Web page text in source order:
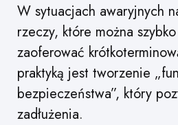
W sytuacjach awaryjnych
rzeczy, które można
zaoferować
praktyką jest tworzenie
bezpieczeństwa”, który
zadłużenia.